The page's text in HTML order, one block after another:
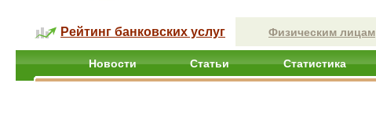
Рейтинг банковских услуг Физическим лицам
Новости Статьи Статистика